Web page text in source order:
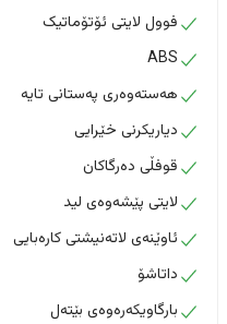
فوول لایتی ئۆتۆماتیک
ABS
هەستەوەری پەستانی تایە
دیاریکرنی خێرایی
قوفڵی دەرگاکان
لایتی پێشەوەی لید
ئاوێنەی لاتەنیشتی کارەبایی
داتاشۆ
بارگاویکەرەوەی بێتەل